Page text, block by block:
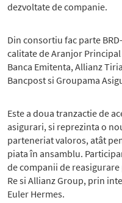
dezvoltate de companie.
Din consortiu fac parte
calitate de Aranjor
Banca Emitenta, Allianz
Bancpost si Groupama
Este a doua tranzactie de
asigurari, si reprezinta o
parteneriat valoros, atât
piata în ansamblu.
de companii de
Re si Allianz Group, prin
Euler Hermes.